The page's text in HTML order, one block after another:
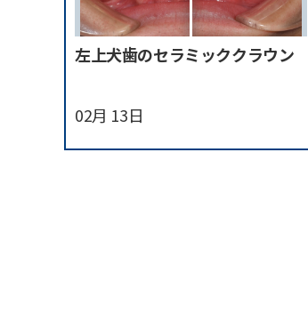
左上犬歯のセラミッククラウン
02月 13日